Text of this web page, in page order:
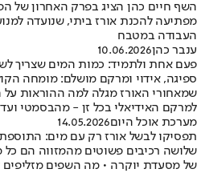
השף חיים כהן הציג בפרק האחרון של
מפתיעה להכנת אורז ביתי, שנועדה
העבודה במטבח
ענבר כהן10.06.2026
פעם אחת ולתמיד: כמות המים שצריך
ספיגה, אידוי ומרקם מושלם: מומחה
שמאחורי האורז מגלה למה ההוראות על
למרקם האידיאלי בכל זן - מהבסמטי ועד
מערכת אוכל היום14.05.2026
תפסיקו לבשל אורז רק עם מים:
שלושה רכיבים פשוטים מהמזווה הם כל
של מסעדת יוקרה • מה השפים מזליפים